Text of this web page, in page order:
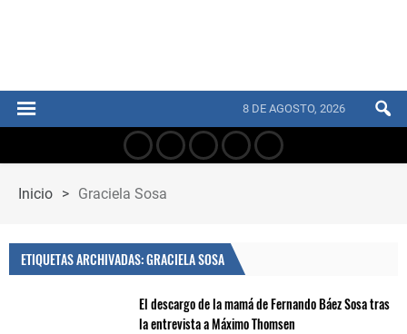
8 DE AGOSTO, 2026
Inicio > Graciela Sosa
ETIQUETAS ARCHIVADAS: GRACIELA SOSA
El descargo de la mamá de Fernando Báez Sosa tras
la entrevista a Máximo Thomsen